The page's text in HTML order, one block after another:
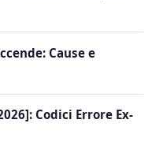
Cause e
Codici Errore Ex-